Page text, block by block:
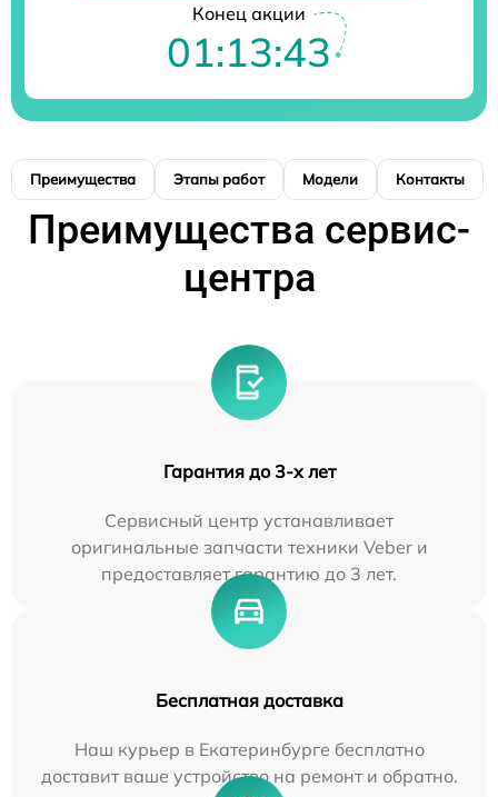
Конец акции
01:13:43
Преимущества Этапы работ Модели Контакты
Преимущества сервис-
центра
Гарантия до 3-х лет
Сервисный центр устанавливает
оригинальные запчасти техники Veber и
предоставляет гарантию до 3 лет.
Бесплатная доставка
Наш курьер в Екатеринбурге бесплатно
доставит ваше устройство на ремонт и обратно.